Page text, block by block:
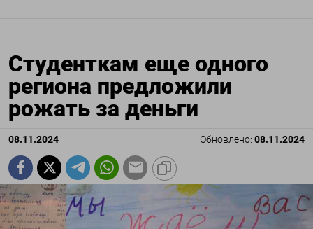
Студенткам еще одного
региона предложили
рожать за деньги
08.11.2024 Обновлено: 08.11.2024